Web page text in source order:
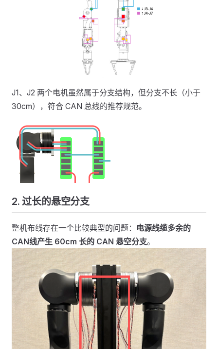
J1、J2 两个电机虽然属于分支结构，但分支不长（小于
30cm），符合 CAN 总线的推荐规范。
2. 过长的悬空分支
整机布线存在一个比较典型的问题： 电源线缆多余的
CAN线产生 60cm 长的 CAN 悬空分支。